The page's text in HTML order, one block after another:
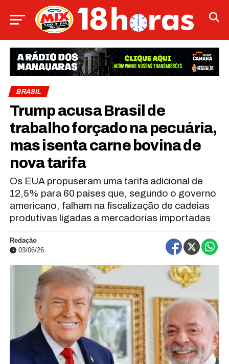
BRASIL
Trump acusa Brasil de
trabalho forçado na pecuária,
mas isenta carne bovina de
nova tarifa
Os EUA propuseram uma tarifa adicional de
12,5% para 60 países que, segundo o governo
americano, falham na fiscalização de cadeias
produtivas ligadas a mercadorias importadas
Redação
03/06/26